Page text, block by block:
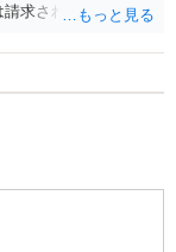
求される可能性が
ると良いでしょ